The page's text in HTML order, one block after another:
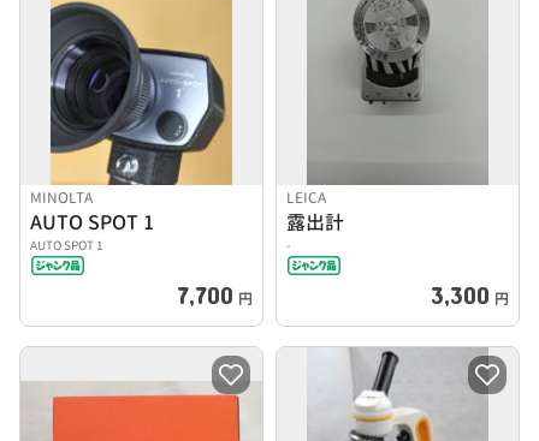
MINOLTA
AUTO SPOT 1
AUTO SPOT 1
7,700 円
LEICA
露出計
-
3,300 円